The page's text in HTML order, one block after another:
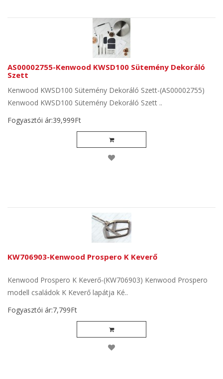
AS00002755-Kenwood KWSD100 Sütemény Dekoráló
Szett
Kenwood KWSD100 Sütemény Dekoráló Szett-(AS00002755)
Kenwood KWSD100 Sütemény Dekoráló Szett ..
Fogyasztói ár:39,999Ft
KW706903-Kenwood Prospero K Keverő
Kenwood Prospero K Keverő-(KW706903) Kenwood Prospero
modell családok K Keverő lapátja Ké..
Fogyasztói ár:7,799Ft